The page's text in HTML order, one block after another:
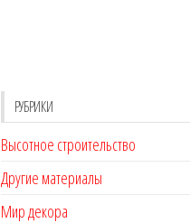
РУБРИКИ
Высотное строительство
Другие материалы
Мир декора